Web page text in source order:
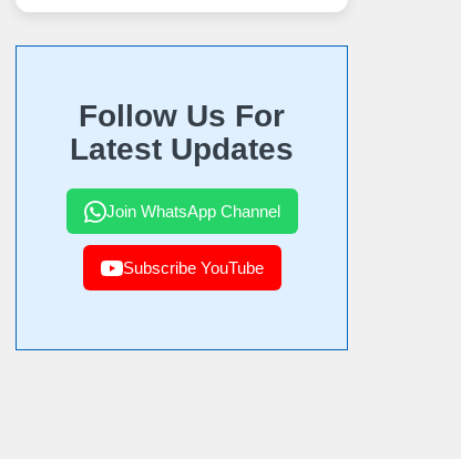
Follow Us For
Latest Updates
Join WhatsApp Channel
Subscribe YouTube